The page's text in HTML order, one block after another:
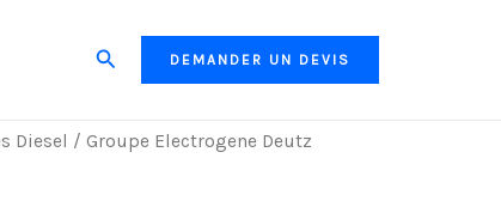
Search DEMANDER UN DEVIS
Diesel / Groupe Electrogene Deutz